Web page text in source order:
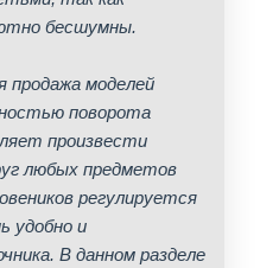
бесшумны.
продажа моделей
поворота
произвести
любых предметов
регулируется
удобно и
В данном разделе